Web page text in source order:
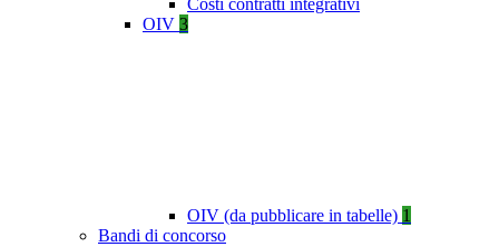
Costi contratti integrativi
OIV 3
OIV (da pubblicare in tabelle) 1
Bandi di concorso